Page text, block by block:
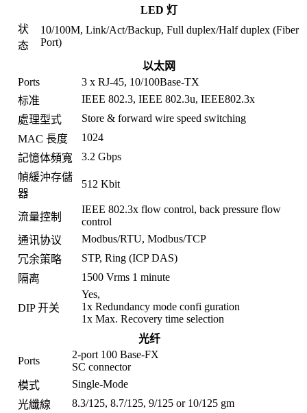
LED 灯
状
态
10/100M, Link/Act/Backup, Full duplex/Half duplex (Fiber
Port)
以太网
Ports
3 x RJ-45, 10/100Base-TX
标准
IEEE 802.3, IEEE 802.3u, IEEE802.3x
處理型式
Store & forward wire speed switching
MAC 長度
1024
記憶体頻寬
3.2 Gbps
幀緩沖存儲
器
512 Kbit
流量控制
IEEE 802.3x flow control, back pressure flow
control
通讯协议
Modbus/RTU, Modbus/TCP
冗余策略
STP, Ring (ICP DAS)
隔离
1500 Vrms 1 minute
DIP 开关
Yes,
1x Redundancy mode confi guration
1x Max. Recovery time selection
光纤
Ports
2-port 100 Base-FX
SC connector
模式
Single-Mode
光纖線
8.3/125, 8.7/125, 9/125 or 10/125 gm